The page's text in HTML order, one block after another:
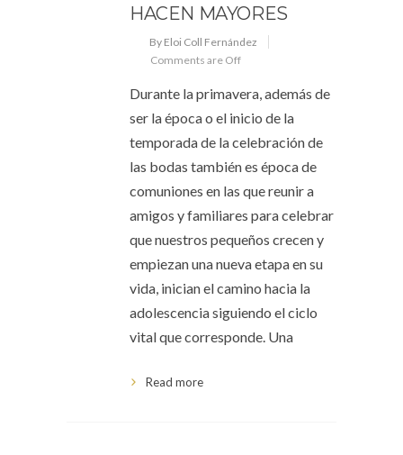
HACEN MAYORES
By Eloi Coll Fernández
Comments are Off
Durante la primavera, además de
ser la época o el inicio de la
temporada de la celebración de
las bodas también es época de
comuniones en las que reunir a
amigos y familiares para celebrar
que nuestros pequeños crecen y
empiezan una nueva etapa en su
vida, inician el camino hacia la
adolescencia siguiendo el ciclo
vital que corresponde. Una
Read more